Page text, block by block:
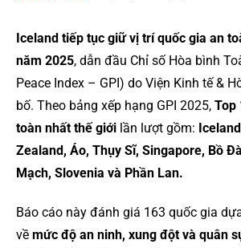
Iceland tiếp tục giữ vị trí quốc gia an
năm 2025, dẫn đầu Chỉ số Hòa bình
Peace Index – GPI) do Viện Kinh tế &
bố. Theo bảng xếp hạng GPI 2025, Top
toàn nhất thế giới lần lượt gồm:
Zealand, Áo, Thụy Sĩ, Singapore, Bồ
Mạch, Slovenia và Phần Lan.
Báo cáo này đánh giá 163 quốc gia
về mức độ an ninh, xung đột và quân